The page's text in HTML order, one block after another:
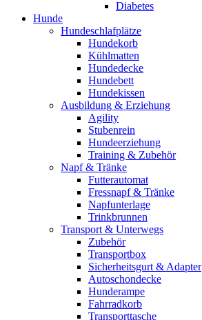
Diabetes
Hunde
Hundeschlafplätze
Hundekorb
Kühlmatten
Hundedecke
Hundebett
Hundekissen
Ausbildung & Erziehung
Agility
Stubenrein
Hundeerziehung
Training & Zubehör
Napf & Tränke
Futterautomat
Fressnapf & Tränke
Napfunterlage
Trinkbrunnen
Transport & Unterwegs
Zubehör
Transportbox
Sicherheitsgurt & Adapter
Autoschondecke
Hunderampe
Fahrradkorb
Transporttasche